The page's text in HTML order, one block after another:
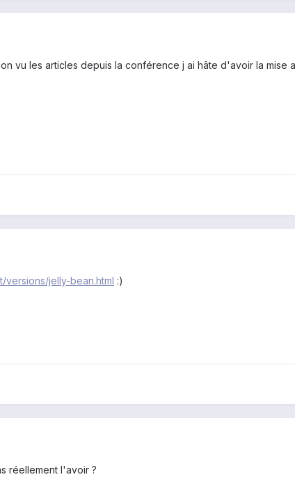
vu les articles depuis la conférence j ai hâte d'avoir la mise
jelly-bean.html :)
réellement l'avoir ?